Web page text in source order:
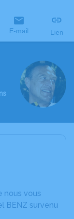
E-mail Lien
nous vous
BENZ survenu